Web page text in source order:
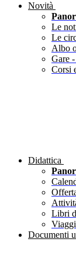
Novità
Le
Le
Albo
Gare
Corsi
Didattica
Libri
Documenti